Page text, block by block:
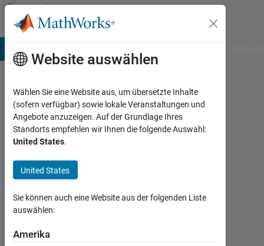
Weiter zum Inhalt
Community
Profile
John
University
of
Knoxville
seit
2018
Followers:
Website auswählen
Wählen Sie eine Website aus, um übersetzte Inhalte
(sofern verfügbar) sowie lokale Veranstaltungen und
Angebote anzuzeigen. Auf der Grundlage Ihres
Standorts empfehlen wir Ihnen die folgende Auswahl:
United States.
United States
Sie können auch eine Website aus der folgenden Liste
auswählen:
Amerika